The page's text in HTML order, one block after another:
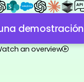
demostración
an overview